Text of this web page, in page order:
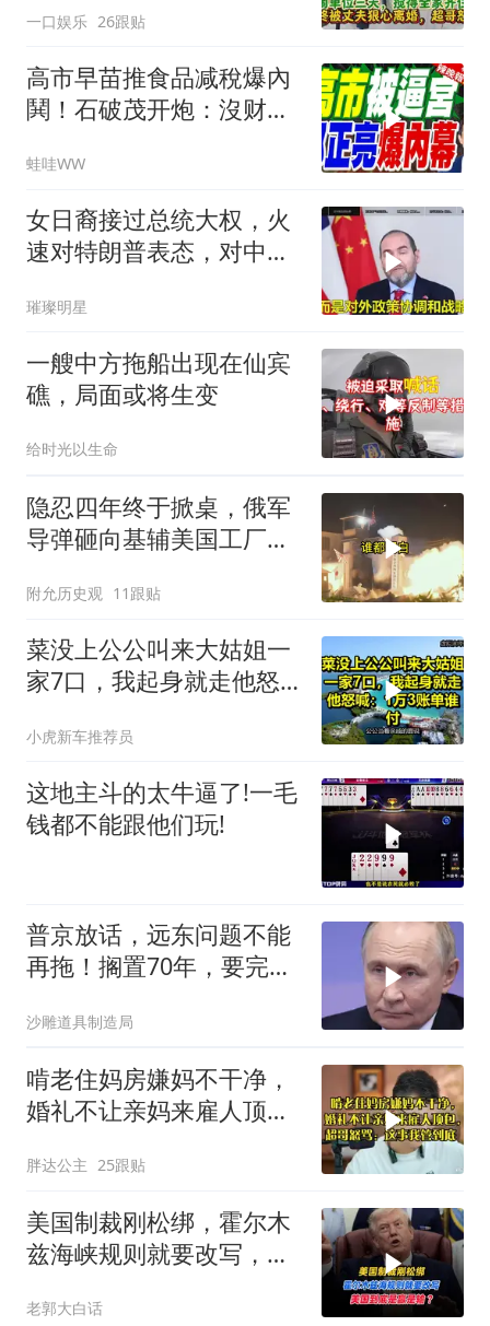
一口娱乐 26跟贴
高市早苗推食品减稅爆內
鬨！石破茂开炮：沒财源
民.孙大千｜辣晚报
20260804
蛙哇WW
女日裔接过总统大权，火
速对特朗普表态，对中
璀璨明星
一艘中方拖船出现在仙宾
礁，局面或将生变
给时光以生命
隐忍四年终于掀桌，俄军
导弹砸向基辅美国工厂，
附允历史观 11跟贴
菜没上公公叫来大姑姐一
家7口，我起身就走他怒
小虎新车推荐员
这地主斗的太牛逼了!一毛
钱都不能跟他们玩!
普京放话，远东问题不能
再拖！搁置70年，要完成
沙雕道具制造局
啃老住妈房嫌妈不干净，
婚礼不让亲妈来雇人顶
胖达公主 25跟贴
美国制裁刚松绑，霍尔木
兹海峡规则就要改写，美
老郭大白话